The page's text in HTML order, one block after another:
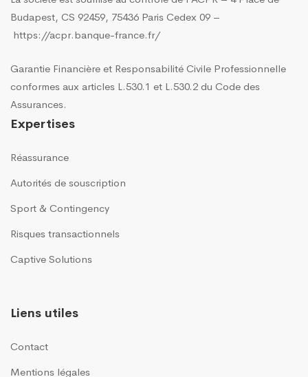
Budapest, CS 92459, 75436 Paris Cedex 09 –
https://acpr.banque-france.fr/
Garantie Financière et Responsabilité Civile Professionnelle
conformes aux articles L.530.1 et L.530.2 du Code des
Assurances.
Expertises
Réassurance
Autorités de souscription
Sport & Contingency
Risques transactionnels
Captive Solutions
Liens utiles
Contact
Mentions légales